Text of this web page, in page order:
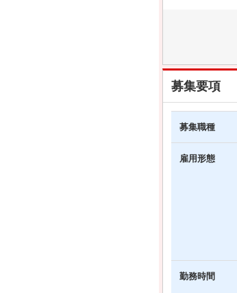
募集要項
募集職種
雇用形態
勤務時間